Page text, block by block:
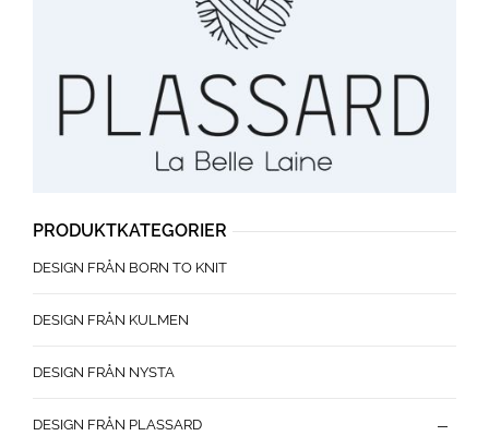
PRODUKTKATEGORIER
DESIGN FRÅN BORN TO KNIT
DESIGN FRÅN KULMEN
DESIGN FRÅN NYSTA
DESIGN FRÅN PLASSARD